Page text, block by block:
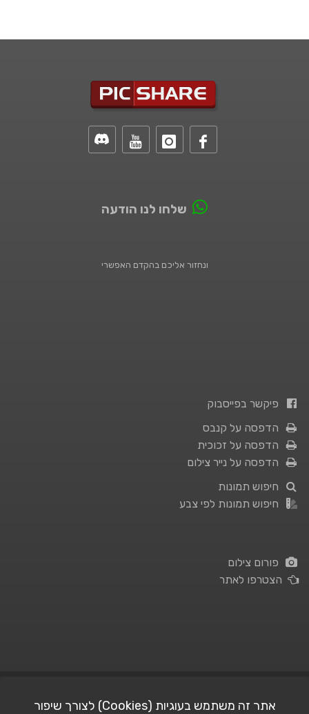
שלחו לנו הודעה
ונחזור אליכם בהקדם האפשרי
פיקשר בפייסבוק
הדפסה על קנבס
הדפסה על זכוכית
הדפסה על נייר צילום
חיפוש תמונות
חיפוש תמונות לפי צבע
פורום צילום
הצטרפו לאתר
אתר זה משתמש בעוגיות (Cookies) לצורך שיפור